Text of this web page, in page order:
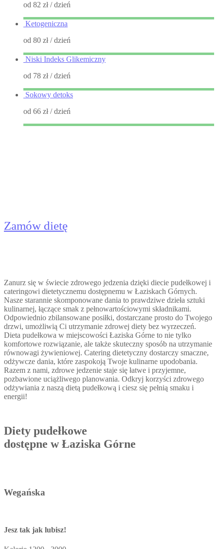
od 82 zł/ dzień
Ketogeniczna
od 80 zł/ dzień
Niski Indeks Glikemiczny
od 78 zł/ dzień
Sokowy detoks
od 66 zł/ dzień
Zamów dietę
Zanurz się w świecie zdrowego jedzenia dzięki diecie pudełkowej i
cateringowi dietetycznemu dostępnemu w Łaziskach Górnych.
Nasze starannie skomponowane dania to prawdziwe dzieła sztuki
kulinarnej, łączące smak z pełnowartościowymi składnikami.
Odpowiednio zbilansowane posiłki, dostarczane prosto do Twojego
drzwi, umożliwią Ci utrzymanie zdrowej diety bez wyrzeczeń.
Dieta pudełkowa w miejscowości Łaziska Górne to nie tylko
komfortowe rozwiązanie, ale także skuteczny sposób na utrzymanie
równowagi żywieniowej. Catering dietetyczny dostarczy smaczne,
odżywcze dania, które zaspokoją Twoje kulinarne upodobania.
Razem z nami, zdrowe jedzenie staje się łatwe i przyjemne,
pozbawione uciążliwego planowania. Odkryj korzyści zdrowego
odżywiania z naszą dietą pudełkową i ciesz się pełnią smaku i
energii!
Diety pudełkowe
dostępne w Łaziska Górne
Wegańska
Jesz tak jak lubisz!